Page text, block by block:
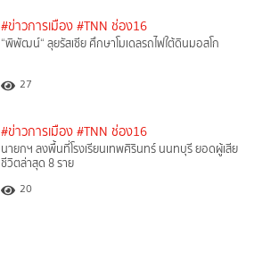
#ข่าวการเมือง #TNN ช่อง16
“พิพัฒน์“ ลุยรัสเซีย ศึกษาโมเดลรถไฟใต้ดินมอสโก
27
#ข่าวการเมือง #TNN ช่อง16
นายกฯ ลงพื้นที่โรงเรียนเทพศิรินทร์ นนทบุรี ยอดผู้เสีย
ชีวิตล่าสุด 8 ราย
20